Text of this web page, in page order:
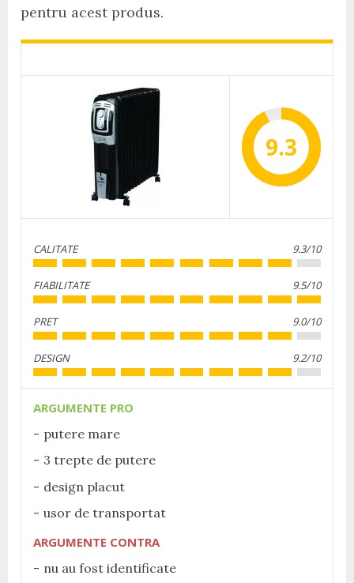
pentru acest produs.
9.3
CALITATE 9.3/10
FIABILITATE 9.5/10
PRET 9.0/10
DESIGN 9.2/10
ARGUMENTE PRO
putere mare
3 trepte de putere
design placut
usor de transportat
ARGUMENTE CONTRA
nu au fost identificate